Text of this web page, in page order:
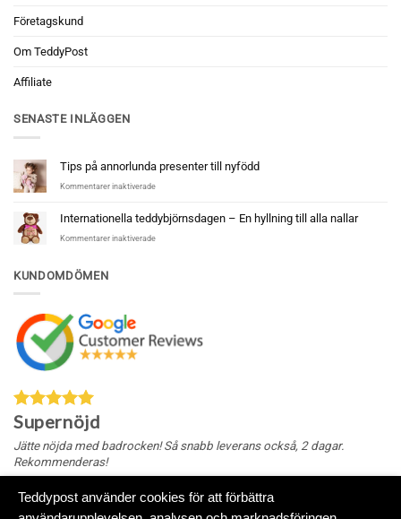
Företagskund
Om TeddyPost
Affiliate
SENASTE INLÄGGEN
Tips på annorlunda presenter till nyfödd
Kommentarer inaktiveradeför
på
annorlunda
presenter
Internationella teddybjörnsdagen – En hyllning till alla nallar
Kommentarer inaktiveradeför
nallar
KUNDOMDÖMEN
Supernöjd
Jätte nöjda med badrocken! Så snabb leverans också, 2 dagar.
Rekommenderas!
Teddypost använder cookies för att förbättra